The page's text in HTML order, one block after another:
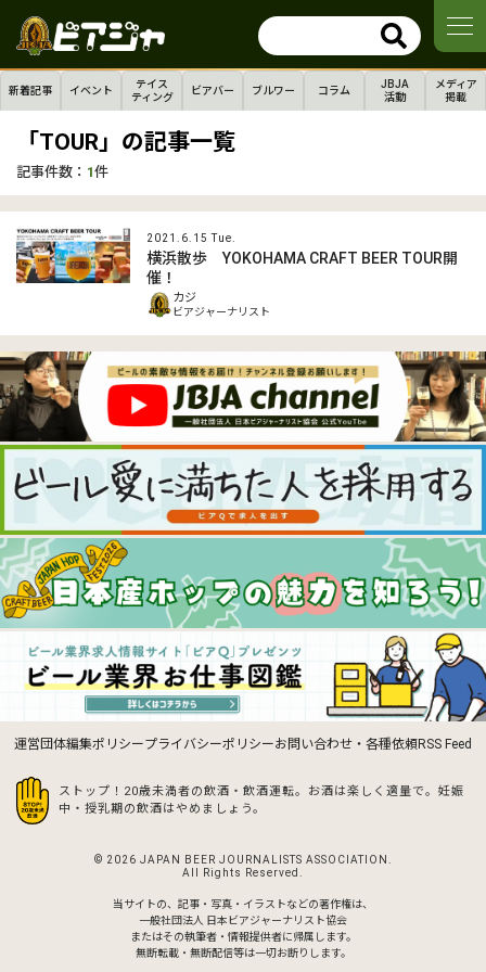
新着記事 イベント
テイス
ティング
ビアバー ブルワー コラム
JBJA
活動
メディア
掲載
「TOUR」の記事一覧
記事件数： 1件
2021.6.15 Tue.
横浜散歩 YOKOHAMA CRAFT BEER TOUR開
催！
カジ
ビアジャーナリスト
運営団体編集ポリシープライバシーポリシーお問い合わせ・各種依頼RSS Feed
ストップ！20歳未満者の飲酒・飲酒運転。お酒は楽しく適量で。 妊娠
中・授乳期の飲酒はやめましょう。
© 2026 JAPAN BEER JOURNALISTS ASSOCIATION.
All Rights Reserved.
当サイトの、記事・写真・イラストなどの著作権は、
一般社団法人 日本ビアジャーナリスト協会
またはその執筆者・情報提供者に帰属します。
無断転載・無断配信等は一切お断りします。